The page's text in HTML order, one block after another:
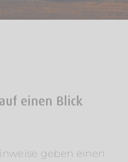
einen Blick
geben einen